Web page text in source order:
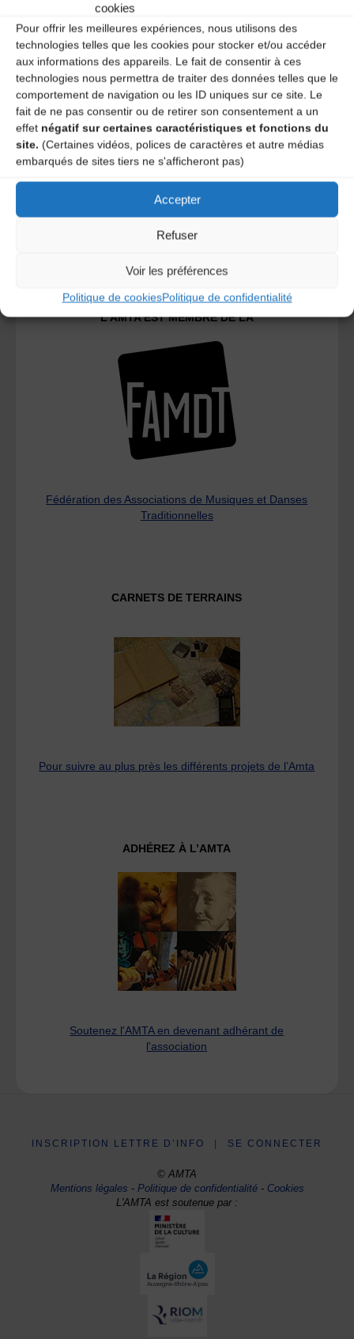
cookies
Pour offrir les meilleures expériences, nous utilisons des
technologies telles que les cookies pour stocker et/ou accéder
aux informations des appareils. Le fait de consentir à ces
technologies nous permettra de traiter des données telles que le
comportement de navigation ou les ID uniques sur ce site. Le
fait de ne pas consentir ou de retirer son consentement a un
effet négatif sur certaines caractéristiques et fonctions du
site. (Certaines vidéos, polices de caractères et autre médias
embarqués de sites tiers ne s'afficheront pas)
Accepter
Refuser
Voir les préférences
Politique de cookiesPolitique de confidentialité
A DECOUVRIR :
Le distributeur des musiques Trad'
L’AMTA EST MEMBRE DE LA
Fédération des Associations de Musiques et Danses
Traditionnelles
CARNETS DE TERRAINS
Pour suivre au plus près les différents projets de l’Amta
ADHÉREZ À L’AMTA
Soutenez l'AMTA en devenant adhérant de
l'association
INSCRIPTION LETTRE D’INFO SE CONNECTER
© AMTA
Mentions légales -Politique de confidentialité- Cookies
L'AMTA est soutenue par :